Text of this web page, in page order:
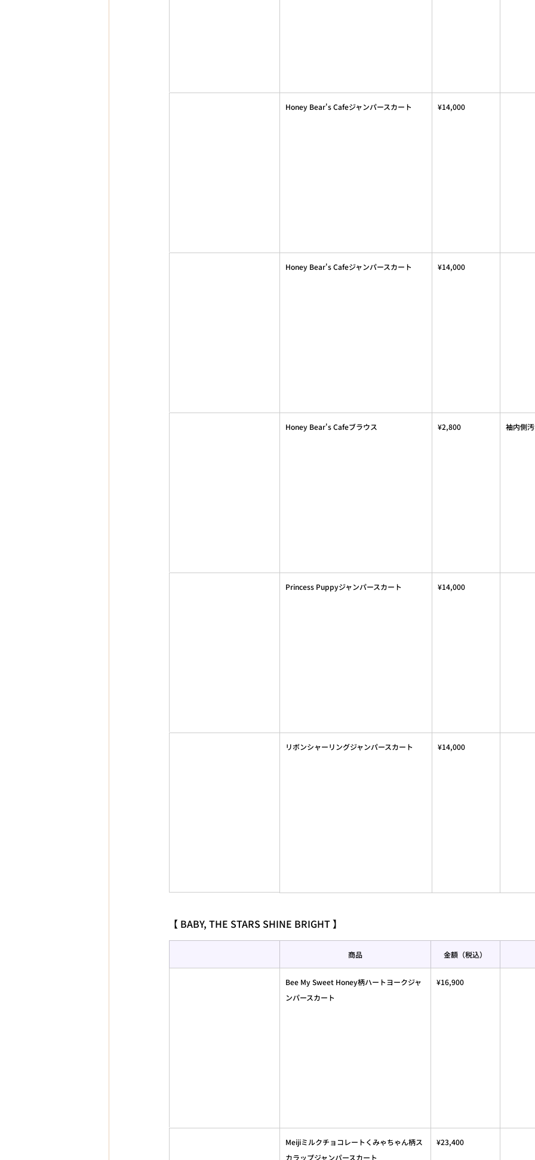
Honey Bear's Cafeジャンパースカート ¥14,000
Honey Bear's Cafeジャンパースカート ¥14,000
Honey Bear's Cafeブラウス ¥2,800 袖内側
Princess Puppyジャンパースカート ¥14,000
リボンシャーリングジャンパースカート ¥14,000
【 BABY, THE STARS SHINE BRIGHT 】
商品 金額（税込）
Bee My Sweet Honey柄ハートヨークジャ
ンパースカート
¥16,900
Meijiミルクチョコレートくみゃちゃん柄ス
カラップジャンパースカート
¥23,400